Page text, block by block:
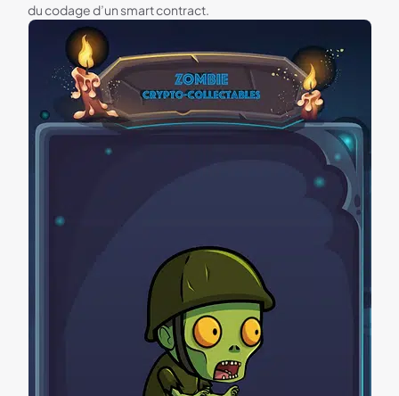
du codage d’un smart contract.